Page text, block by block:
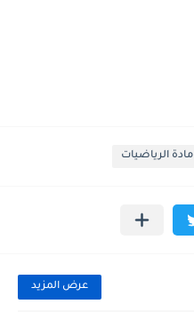
مادة الرياضيات
عرض المزيد